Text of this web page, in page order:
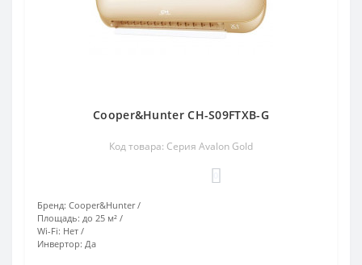
Cooper&Hunter CH-S09FTXB-G
Код товара: Серия Avalon Gold
Бренд: Cooper&Hunter
Площадь: до 25 м²
Wi-Fi: Нет
Инвертор: Да